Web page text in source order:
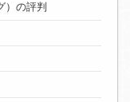
）の評判